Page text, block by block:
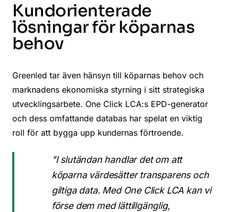
Kundorienterade
lösningar för köparnas
behov
Greenled tar även hänsyn till köparnas behov och
marknadens ekonomiska styrning i sitt strategiska
utvecklingsarbete. One Click LCA:s EPD-generator
och dess omfattande databas har spelat en viktig
roll för att bygga upp kundernas förtroende.
"I slutändan handlar det om att
köparna värdesätter transparens och
giltiga data. Med One Click LCA kan vi
förse dem med lättillgänglig,